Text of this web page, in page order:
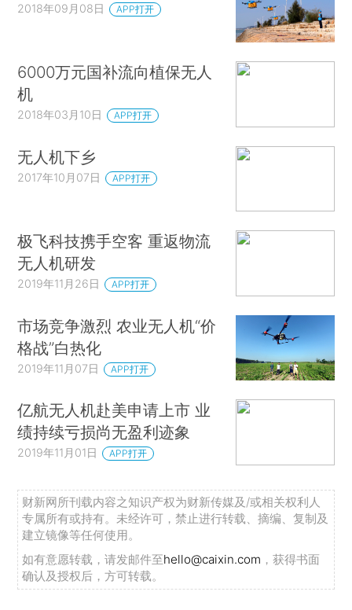
2018年09月08日 APP打开
6000万元国补流向植保无人
机
2018年03月10日 APP打开
无人机下乡
2017年10月07日 APP打开
极飞科技携手空客 重返物流
无人机研发
2019年11月26日 APP打开
市场竞争激烈 农业无人机“价
格战”白热化
2019年11月07日 APP打开
亿航无人机赴美申请上市 业
绩持续亏损尚无盈利迹象
2019年11月01日 APP打开
财新网所刊载内容之知识产权为财新传媒及/或相关权利人
专属所有或持有。未经许可，禁止进行转载、摘编、复制及
建立镜像等任何使用。
如有意愿转载，请发邮件至hello@caixin.com ，获得书面
确认及授权后，方可转载。